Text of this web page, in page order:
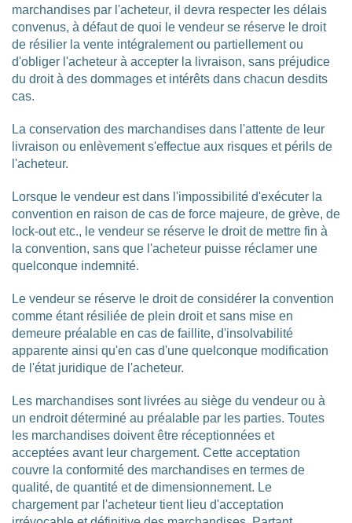
marchandises par l'acheteur, il devra respecter les délais
convenus, à défaut de quoi le vendeur se réserve le droit
de résilier la vente intégralement ou partiellement ou
d'obliger l'acheteur à accepter la livraison, sans préjudice
du droit à des dommages et intérêts dans chacun desdits
cas.
La conservation des marchandises dans l'attente de leur
livraison ou enlèvement s'effectue aux risques et périls de
l'acheteur.
Lorsque le vendeur est dans l'impossibilité d'exécuter la
convention en raison de cas de force majeure, de grève, de
lock-out etc., le vendeur se réserve le droit de mettre fin à
la convention, sans que l'acheteur puisse réclamer une
quelconque indemnité.
Le vendeur se réserve le droit de considérer la convention
comme étant résiliée de plein droit et sans mise en
demeure préalable en cas de faillite, d'insolvabilité
apparente ainsi qu'en cas d'une quelconque modification
de l'état juridique de l'acheteur.
Les marchandises sont livrées au siège du vendeur ou à
un endroit déterminé au préalable par les parties. Toutes
les marchandises doivent être réceptionnées et
acceptées avant leur chargement. Cette acceptation
couvre la conformité des marchandises en termes de
qualité, de quantité et de dimensionnement. Le
chargement par l'acheteur tient lieu d'acceptation